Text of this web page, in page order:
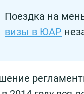
Поездка на
визы в ЮАР